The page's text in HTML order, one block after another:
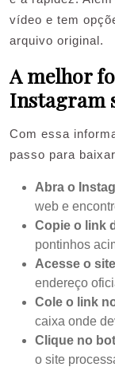
vídeo e tem
arquivo original.
A melhor
Instagram
Com essa
passo para
Abra o
web e
Copie o link
pontinhos
Acesse o
endereço
Cole o link
caixa onde
Clique no
o site